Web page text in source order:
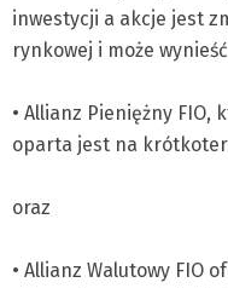
inwestycji a akcje jest
rynkowej i może
• Allianz Pieniężny
oparta jest na
oraz
• Allianz Walutowy FIO